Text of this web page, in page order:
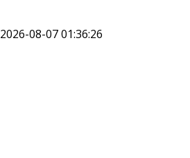
2026-08-07 01:36:26